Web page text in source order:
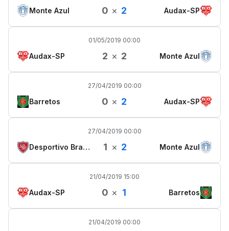
Monte Azul 0 × 2 Audax-SP
01/05/2019 00:00
Audax-SP 2 × 2 Monte Azul
27/04/2019 00:00
Barretos 0 × 2 Audax-SP
27/04/2019 00:00
Desportivo Brasil 1 × 2 Monte Azul
21/04/2019 15:00
Audax-SP 0 × 1 Barretos
21/04/2019 00:00